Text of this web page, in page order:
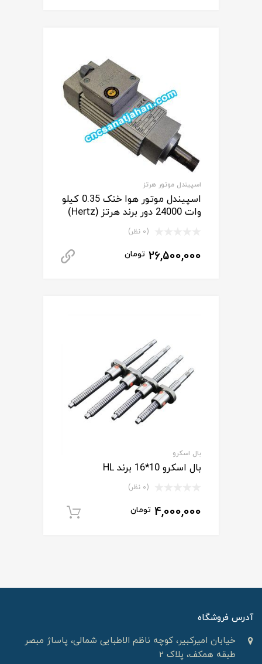
اسپیندل موتور هرتز
اسپیندل موتور هوا خنک 0.35 کیلو
وات 24000 دور برند هرتز (Hertz)
(0 نظر)
26,500,000 تومان
بال اسکرو
بال اسکرو 10*16 برند HL
(0 نظر)
4,000,000 تومان
آدرس فروشگاه
خیابان امیرکبیر، کوچه ناظم الاطبایی شمالی، پاساژ مبصر
طبقه همکف، پلاک 2